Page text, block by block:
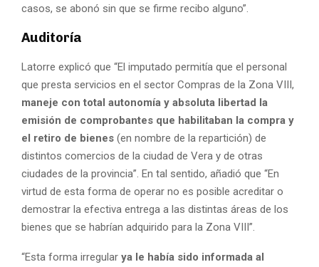
casos, se abonó sin que se firme recibo alguno”.
Auditoría
Latorre explicó que “El imputado permitía que el personal
que presta servicios en el sector Compras de la Zona VIII,
maneje con total autonomía y absoluta libertad la
emisión de comprobantes que habilitaban la compra y
el retiro de bienes (en nombre de la repartición) de
distintos comercios de la ciudad de Vera y de otras
ciudades de la provincia”. En tal sentido, añadió que “En
virtud de esta forma de operar no es posible acreditar o
demostrar la efectiva entrega a las distintas áreas de los
bienes que se habrían adquirido para la Zona VIII”.
“Esta forma irregular ya le había sido informada al